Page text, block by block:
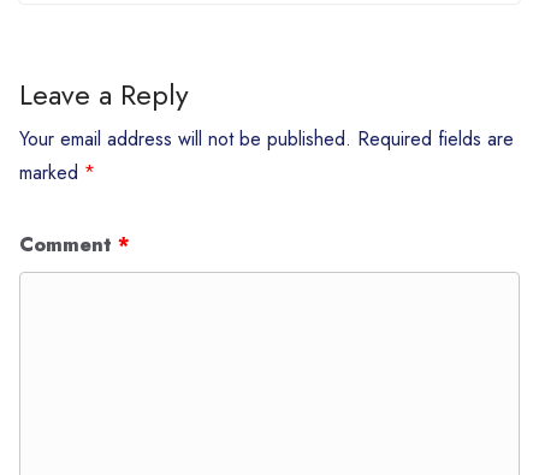
Leave a Reply
Your email address will not be published. Required fields are
marked *
Comment *